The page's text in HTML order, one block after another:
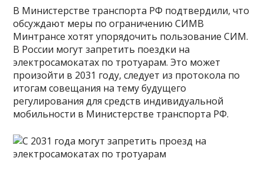
В Министерстве транспорта РФ подтвердили, что
обсуждают меры по ограничению СИМВ
Минтрансе хотят упорядочить пользование СИМ.
В России могут запретить поездки на
электросамокатах по тротуарам. Это может
произойти в 2031 году, следует из протокола по
итогам совещания на тему будущего
регулирования для средств индивидуальной
мобильности в Министерстве транспорта РФ.